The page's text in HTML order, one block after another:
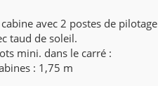
avec 2 postes de pilotage
taud de soleil.
mini. dans le carré :
: 1,75 m